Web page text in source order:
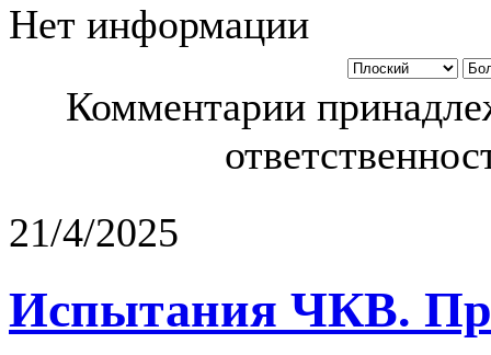
Нет информации
Комментарии
21/4/2025
Испытания ЧКВ.